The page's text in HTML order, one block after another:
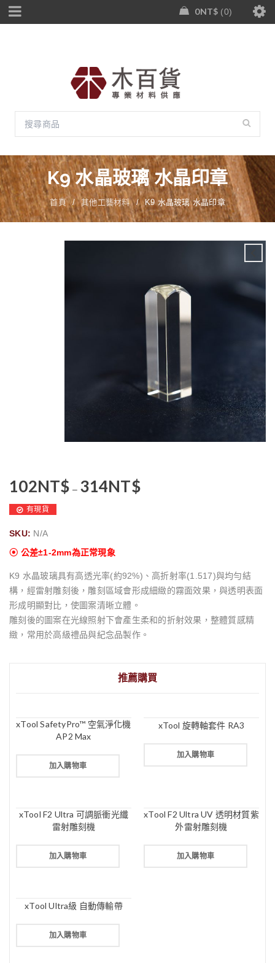
0NT$ 0
K9 水晶玻璃 水晶印章
首頁 / 其他工藝材料 / K9 水晶玻璃 水晶印章
102NT$ – 314NT$
有現貨
SKU: N/A
⦿ 公差±1-2mm為正常現象
K9 水晶玻璃具有高透光率(約92%)、高折射率(1.517)與均勻結
構，經雷射雕刻後，雕刻區域會形成細緻的霧面效果，與透明表面
形成明顯對比，使圖案清晰立體。
雕刻後的圖案在光線照射下會產生柔和的折射效果，整體質感精
緻，常用於高級禮品與紀念品製作。
推薦購買
xTool SafetyPro™ 空氣淨化機
AP2 Max
加入購物車
xTool 旋轉軸套件 RA3
加入購物車
xTool F2 Ultra 可調脈衝光纖
雷射雕刻機
加入購物車
xTool F2 Ultra UV 透明材質紫
外雷射雕刻機
加入購物車
xTool Ultra級 自動傳輸帶
加入購物車